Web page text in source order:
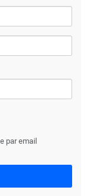
par email